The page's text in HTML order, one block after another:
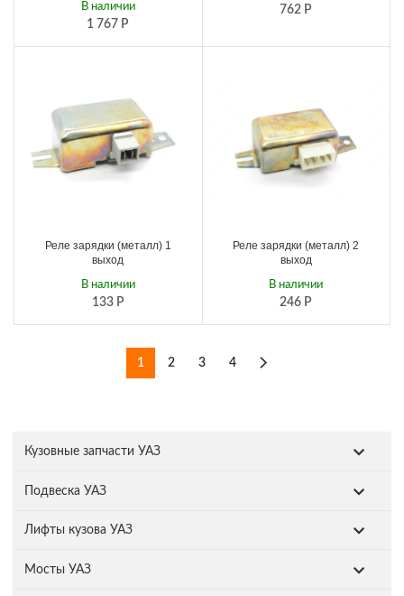
Кузовные запчасти УАЗ
Подвеска УАЗ
Лифты кузова УАЗ
Мосты УАЗ
1 767 Р
В наличии 762 Р
Реле зарядки (металл) 1
выход
133 Р
В наличии
Реле зарядки (металл) 2
выход
246 Р
В наличии
1 2 3 4